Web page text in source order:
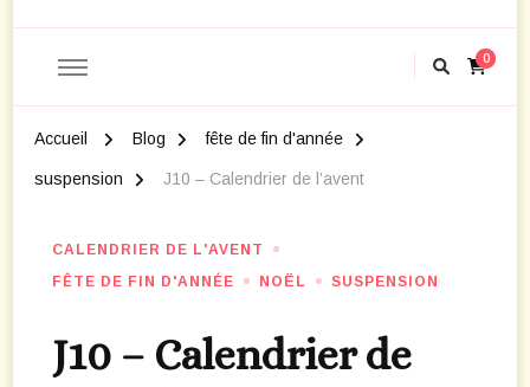
0
Accueil Blog fête de fin d'année
suspension J10 – Calendrier de l’avent
CALENDRIER DE L'AVENT
FÊTE DE FIN D'ANNÉE
NOËL SUSPENSION
J10 – Calendrier de